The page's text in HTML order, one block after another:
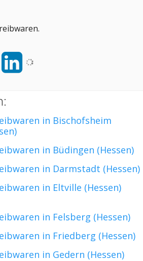
in Bischofsheim
in Büdingen (Hessen)
in Darmstadt (Hessen)
in Eltville (Hessen)
in Felsberg (Hessen)
in Friedberg (Hessen)
in Gedern (Hessen)